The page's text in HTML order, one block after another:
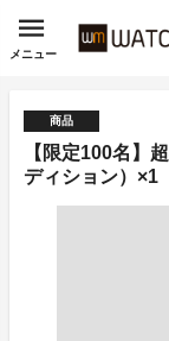
メニュー
商品
【限定100名】
ディション）×1